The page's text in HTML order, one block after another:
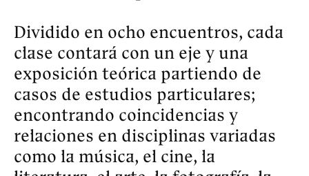
UNO — La hoja en blanco, ¿existe
un origen?
Antecedentes
Exceso y repetición
Coincidencias, correspondencias e
investigaciones personales
CONTENIDOS